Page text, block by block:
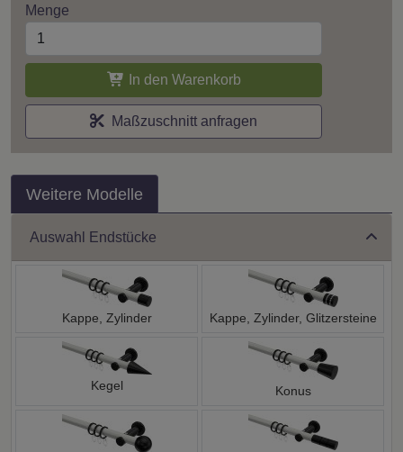
Menge
In den Warenkorb
Maßzuschnitt anfragen
Weitere Modelle
Auswahl Endstücke
Kappe, Zylinder Kappe, Zylinder, Glitzersteine
Kegel Konus